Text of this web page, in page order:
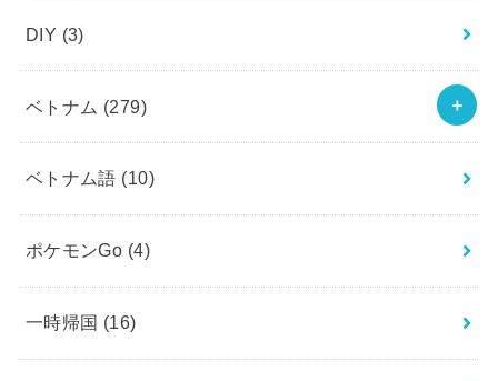
DIY (3)
ベトナム (279)
ベトナム語 (10)
ポケモンGo (4)
一時帰国 (16)